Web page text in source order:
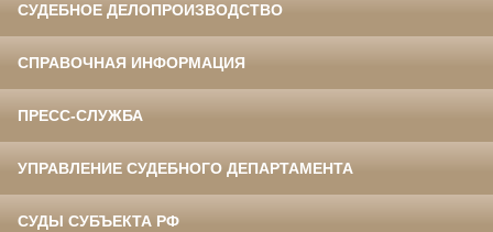
СУДЕБНОЕ ДЕЛОПРОИЗВОДСТВО
СПРАВОЧНАЯ ИНФОРМАЦИЯ
ПРЕСС-СЛУЖБА
УПРАВЛЕНИЕ СУДЕБНОГО ДЕПАРТАМЕНТА
СУДЫ СУБЪЕКТА РФ